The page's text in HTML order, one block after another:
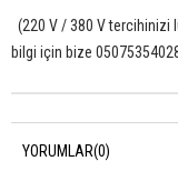
(220 V / 380 V tercihinizi
bilgi için bize
YORUMLAR(0)